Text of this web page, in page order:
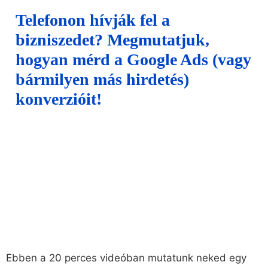
Telefonon hívják fel a
bizniszedet? Megmutatjuk,
hogyan mérd a Google Ads (vagy
bármilyen más hirdetés)
konverzióit!
Ebben a 20 perces videóban mutatunk neked egy